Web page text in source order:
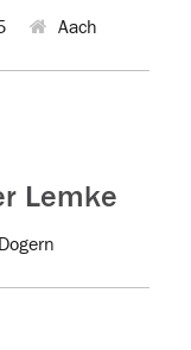
Aach
Lemke
Dogern